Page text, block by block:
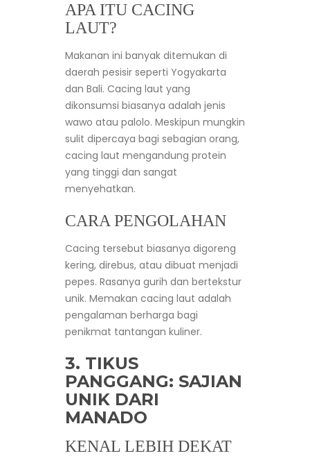
APA ITU CACING
LAUT?
Makanan ini banyak ditemukan di
daerah pesisir seperti Yogyakarta
dan Bali. Cacing laut yang
dikonsumsi biasanya adalah jenis
wawo atau palolo. Meskipun mungkin
sulit dipercaya bagi sebagian orang,
cacing laut mengandung protein
yang tinggi dan sangat
menyehatkan.
CARA PENGOLAHAN
Cacing tersebut biasanya digoreng
kering, direbus, atau dibuat menjadi
pepes. Rasanya gurih dan bertekstur
unik. Memakan cacing laut adalah
pengalaman berharga bagi
penikmat tantangan kuliner.
3. TIKUS
PANGGANG: SAJIAN
UNIK DARI
MANADO
KENAL LEBIH DEKAT